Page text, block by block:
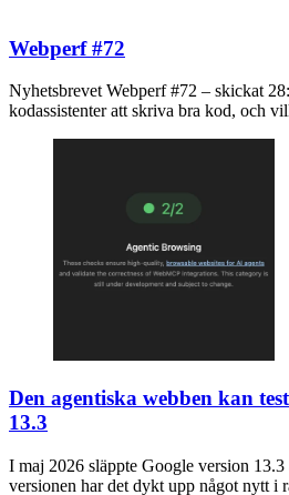
Webperf #72
Nyhetsbrevet Webperf #72 – skickat
kodassistenter att skriva bra kod, och
Den agentiska webben kan
13.3
I maj 2026 släppte Google version
versionen har det dykt upp något nytt i